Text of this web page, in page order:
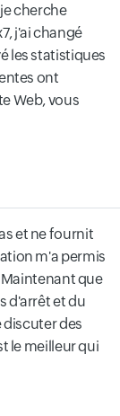
cherche
j'ai changé
les statistiques
ont
Web, vous
et ne fournit
m'a permis
que
d'arrêt et du
discuter des
le meilleur qui